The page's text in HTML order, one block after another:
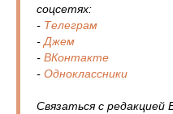
соцсетях:
- Телеграм
- Джем
- ВКонтакте
- Одноклассники
Связаться с редакцией